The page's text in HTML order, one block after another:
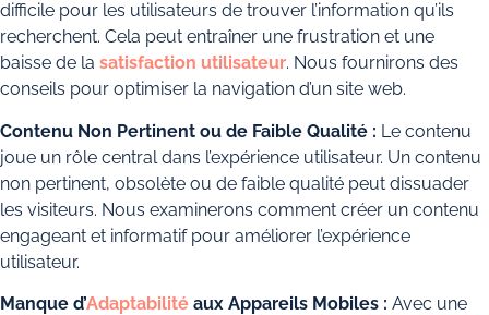
difficile pour les utilisateurs de trouver l’information qu’ils
recherchent. Cela peut entraîner une frustration et une
baisse de la satisfaction utilisateur. Nous fournirons des
conseils pour optimiser la navigation d’un site web.
Contenu Non Pertinent ou de Faible Qualité : Le contenu
joue un rôle central dans l’expérience utilisateur. Un contenu
non pertinent, obsolète ou de faible qualité peut dissuader
les visiteurs. Nous examinerons comment créer un contenu
engageant et informatif pour améliorer l’expérience
utilisateur.
Manque d’Adaptabilité aux Appareils Mobiles : Avec une